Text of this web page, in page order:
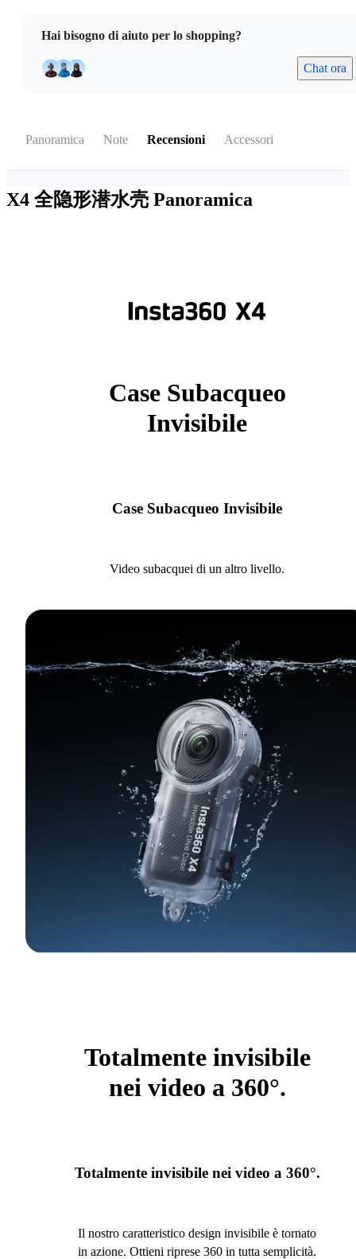
Hai bisogno di aiuto per lo shopping?
Chat ora
Panoramica Note Recensioni Accessori
X4 全隐形潜水壳 Panoramica
Case Subacqueo
Invisibile
Case Subacqueo Invisibile
Video subacquei di un altro livello.
Totalmente invisibile
nei video a 360°.
Totalmente invisibile nei video a 360°.
Il nostro caratteristico design invisibile è tornato
in azione. Ottieni riprese 360 in tutta semplicità.